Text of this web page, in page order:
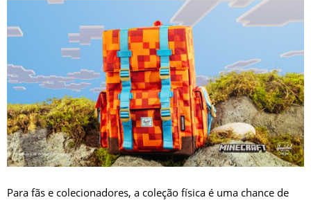
Para fãs e colecionadores, a coleção física é uma chance de